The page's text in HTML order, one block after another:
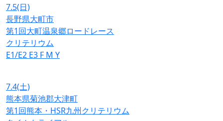
7.5(日)
長野県大町市
第1回大町温泉郷ロードレース
クリテリウム
E1/E2 E3 F M Y
7.4(土)
熊本県菊池郡大津町
第1回熊本・HSR九州クリテリウム